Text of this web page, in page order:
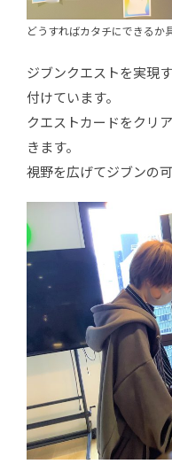
どうすればカタチにできるか
ジブンクエストを実現
付けています。
クエストカードをクリ
きます。
視野を広げてジブンの